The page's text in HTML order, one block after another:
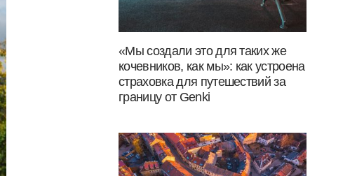
«Мы создали это для таких же
кочевников, как мы»: как устроена
страховка для путешествий за
границу от Genki